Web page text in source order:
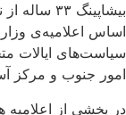
بیشاپینگ
اساس اعلامیه‌ی
سیاست‌های ایالات
امور جنوب و مرکز
در بخشی از اعلامیه